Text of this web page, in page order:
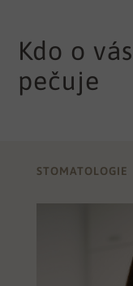
Kdo o vás
pečuje
STOMATOLOGIE